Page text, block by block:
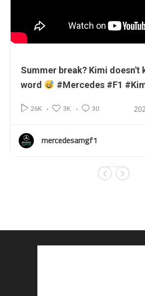
Summer break? Kimi doesn't
word
#Mercedes #F1
26K 3K 30
mercedesamgf1